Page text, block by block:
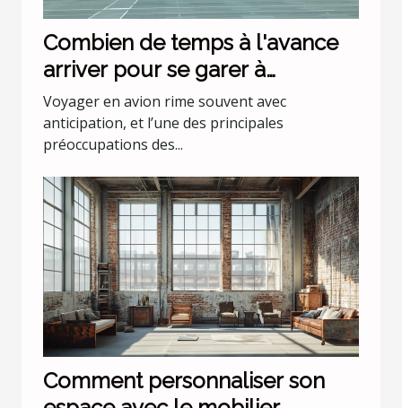
Combien de temps à l'avance
arriver pour se garer à
l'aéroport Lyon Saint Exupéry ?
Voyager en avion rime souvent avec
anticipation, et l’une des principales
préoccupations des...
Comment personnaliser son